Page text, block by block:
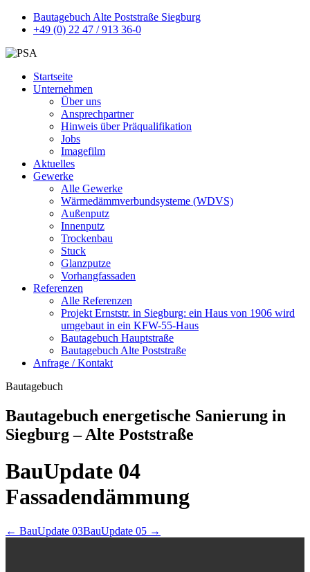
Bautagebuch Alte Poststraße Siegburg
+49 (0) 22 47 / 913 36-0
Startseite
Unternehmen
Über uns
Ansprechpartner
Hinweis über Präqualifikation
Jobs
Imagefilm
Aktuelles
Gewerke
Alle Gewerke
Wärmedämmverbundsysteme (WDVS)
Außenputz
Innenputz
Trockenbau
Stuck
Glanzputze
Vorhangfassaden
Referenzen
Alle Referenzen
Projekt Ernststr. in Siegburg: ein Haus von 1906 wird
umgebaut in ein KFW-55-Haus
Bautagebuch Hauptstraße
Bautagebuch Alte Poststraße
Anfrage / Kontakt
Bautagebuch
Bautagebuch energetische Sanierung in
Siegburg – Alte Poststraße
BauUpdate 04
Fassadendämmung
← BauUpdate 03BauUpdate 05 →